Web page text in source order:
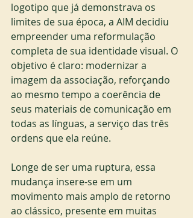
logotipo que já demonstrava os
limites de sua época, a AIM decidiu
empreender uma reformulação
completa de sua identidade visual. O
objetivo é claro: modernizar a
imagem da associação, reforçando
ao mesmo tempo a coerência de
seus materiais de comunicação em
todas as línguas, a serviço das três
ordens que ela reúne.
Longe de ser uma ruptura, essa
mudança insere-se em um
movimento mais amplo de retorno
ao clássico, presente em muitas